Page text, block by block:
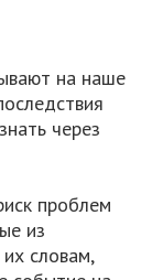
на наше
через
проблем
из
словам,